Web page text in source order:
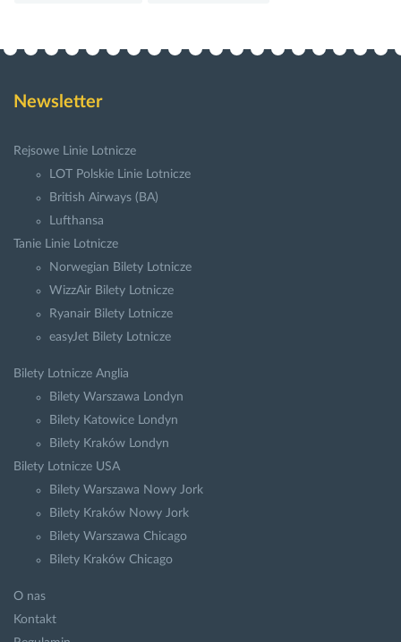
Newsletter
Rejsowe Linie Lotnicze
LOT Polskie Linie Lotnicze
British Airways (BA)
Lufthansa
Tanie Linie Lotnicze
Norwegian Bilety Lotnicze
WizzAir Bilety Lotnicze
Ryanair Bilety Lotnicze
easyJet Bilety Lotnicze
Bilety Lotnicze Anglia
Bilety Warszawa Londyn
Bilety Katowice Londyn
Bilety Kraków Londyn
Bilety Lotnicze USA
Bilety Warszawa Nowy Jork
Bilety Kraków Nowy Jork
Bilety Warszawa Chicago
Bilety Kraków Chicago
O nas
Kontakt